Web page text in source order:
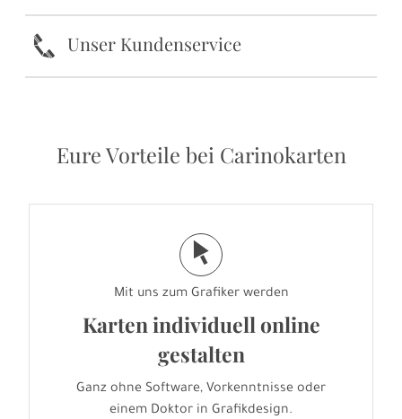
k Unser Kundenservice
Eure Vorteile bei Carinokarten
j
Mit uns zum Grafiker werden
Karten individuell online
gestalten
Ganz ohne Software, Vorkenntnisse oder
einem Doktor in Grafikdesign.